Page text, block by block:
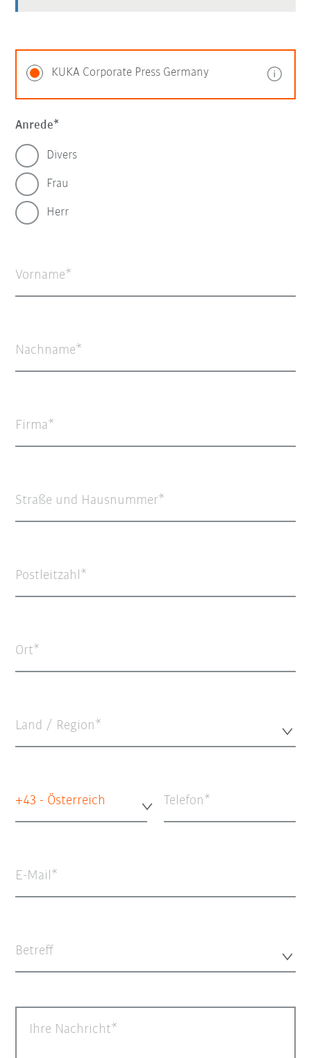
KUKA Corporate Press Germany
Anrede
Divers
Frau
Herr
Vorname
Nachname
Firma
Straße und Hausnummer
Postleitzahl
Ort
Land / Region*
+43 - Österreich Telefon
E-Mail
Betreff
Ihre Nachricht